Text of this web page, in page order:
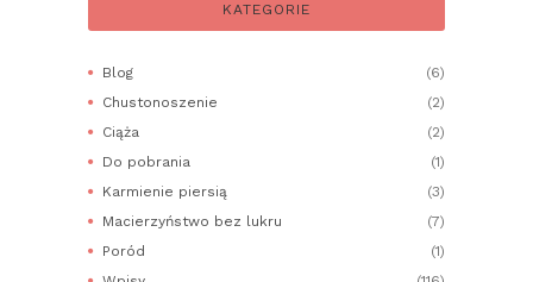
KATEGORIE
Blog
(6)
Chustonoszenie
(2)
Ciąża
(2)
Do pobrania
(1)
Karmienie piersią
(3)
Macierzyństwo bez lukru
(7)
Poród
(1)